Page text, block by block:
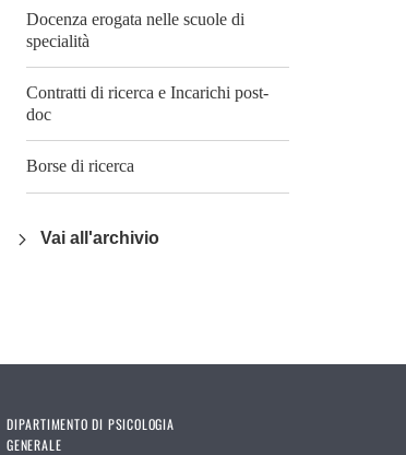
Docenza erogata nelle scuole di
specialità
Contratti di ricerca e Incarichi post-
doc
Borse di ricerca
Vai all'archivio
DIPARTIMENTO DI PSICOLOGIA
GENERALE